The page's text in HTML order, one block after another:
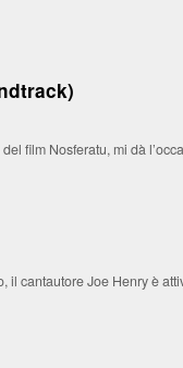
film Nosferatu, mi dà
cantautore Joe Henry è